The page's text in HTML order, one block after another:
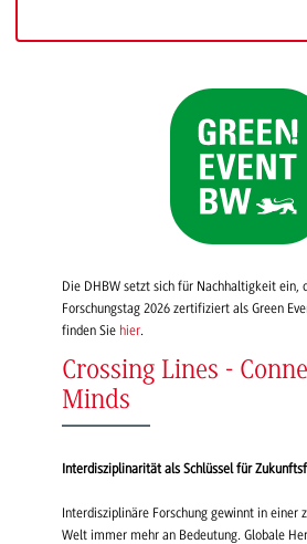
Die DHBW setzt sich für Nachhaltigkeit ein,
Forschungstag 2026 zertifiziert als Green
finden Sie hier.
Crossing Lines -
Minds
Interdisziplinarität als Schlüssel für
Interdisziplinäre Forschung gewinnt in einer
Welt immer mehr an Bedeutung. Globale